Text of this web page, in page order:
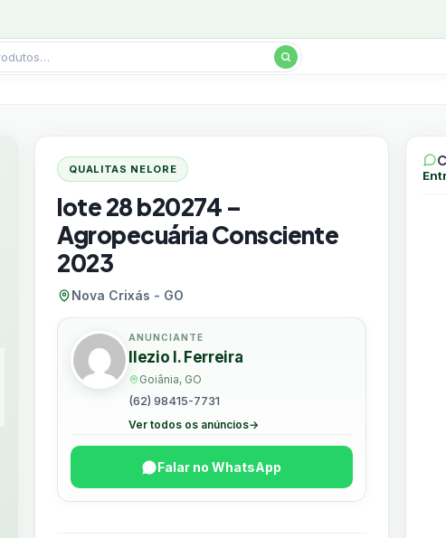
QUALITAS NELORE
lote 28 b20274 –
Agropecuária Consciente
2023
Nova Crixás - GO
ANUNCIANTE
Ilezio I. Ferreira
Goiânia, GO
(62) 98415-7731
Ver todos os anúncios→
Falar no WhatsApp